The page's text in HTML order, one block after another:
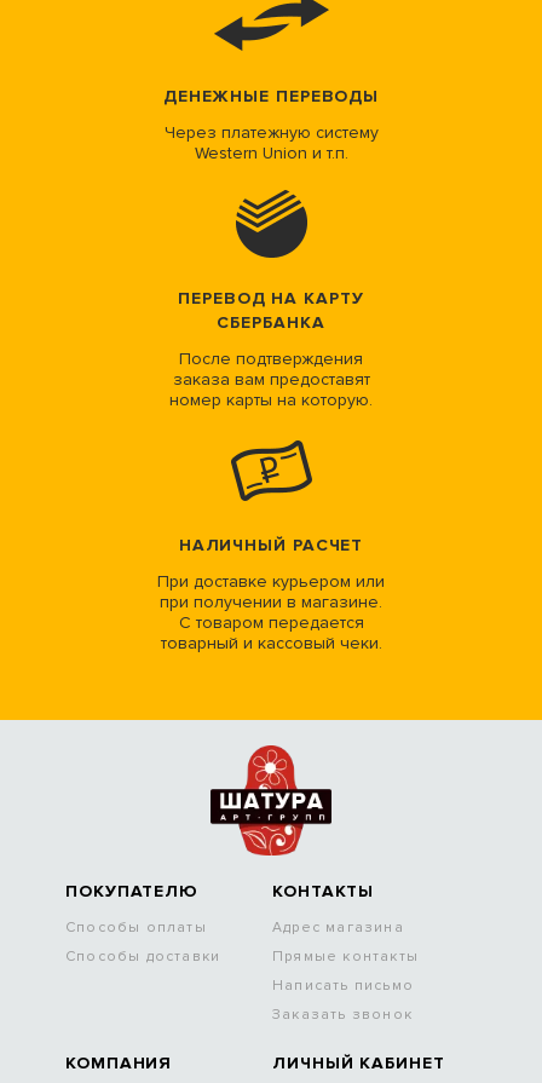
ДЕНЕЖНЫЕ ПЕРЕВОДЫ
Через платежную систему
Western Union и т.п.
ПЕРЕВОД НА КАРТУ
СБЕРБАНКА
После подтверждения
заказа вам предоставят
номер карты на которую.
НАЛИЧНЫЙ РАСЧЕТ
При доставке курьером или
при получении в магазине.
С товаром передается
товарный и кассовый чеки.
ПОКУПАТЕЛЮ
Способы оплаты
Способы доставки
КОНТАКТЫ
Адрес магазина
Прямые контакты
Написать письмо
Заказать звонок
КОМПАНИЯ ЛИЧНЫЙ КАБИНЕТ